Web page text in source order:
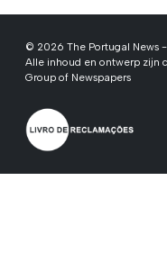
© 2026 The Portugal News
Alle inhoud en ontwerp zijn
Group of Newspapers